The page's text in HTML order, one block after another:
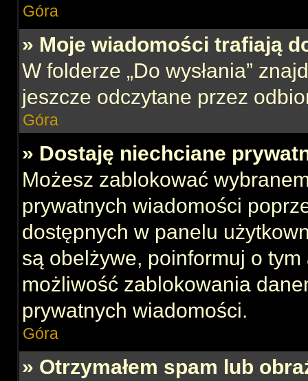
Góra
» Moje wiadomości trafiają
W folderze „Do wysłania”
jeszcze odczytane przez
Góra
» Dostaję niechciane
Możesz zablokować
prywatnych wiadomości
dostępnych w panelu
są obelżywe, poinformuj o
możliwość zablokowania
prywatnych wiadomości.
Góra
» Otrzymałem spam lub